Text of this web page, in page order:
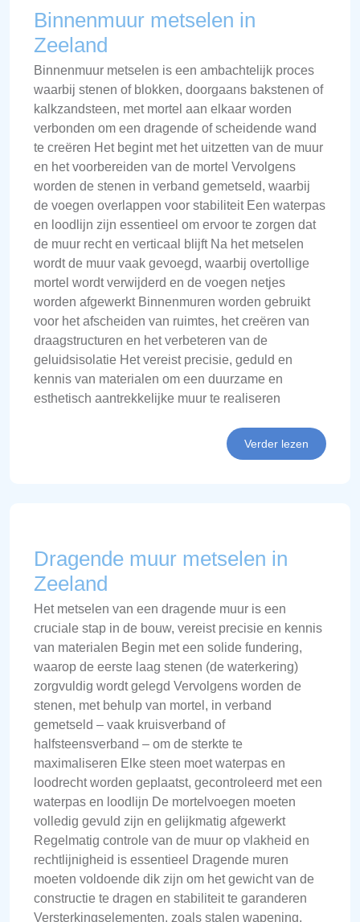
Binnenmuur metselen in
Zeeland
Binnenmuur metselen is een ambachtelijk proces
waarbij stenen of blokken, doorgaans bakstenen of
kalkzandsteen, met mortel aan elkaar worden
verbonden om een dragende of scheidende wand
te creëren Het begint met het uitzetten van de muur
en het voorbereiden van de mortel Vervolgens
worden de stenen in verband gemetseld, waarbij
de voegen overlappen voor stabiliteit Een waterpas
en loodlijn zijn essentieel om ervoor te zorgen dat
de muur recht en verticaal blijft Na het metselen
wordt de muur vaak gevoegd, waarbij overtollige
mortel wordt verwijderd en de voegen netjes
worden afgewerkt Binnenmuren worden gebruikt
voor het afscheiden van ruimtes, het creëren van
draagstructuren en het verbeteren van de
geluidsisolatie Het vereist precisie, geduld en
kennis van materialen om een duurzame en
esthetisch aantrekkelijke muur te realiseren
Verder lezen
Dragende muur metselen in
Zeeland
Het metselen van een dragende muur is een
cruciale stap in de bouw, vereist precisie en kennis
van materialen Begin met een solide fundering,
waarop de eerste laag stenen (de waterkering)
zorgvuldig wordt gelegd Vervolgens worden de
stenen, met behulp van mortel, in verband
gemetseld – vaak kruisverband of
halfsteensverband – om de sterkte te
maximaliseren Elke steen moet waterpas en
loodrecht worden geplaatst, gecontroleerd met een
waterpas en loodlijn De mortelvoegen moeten
volledig gevuld zijn en gelijkmatig afgewerkt
Regelmatig controle van de muur op vlakheid en
rechtlijnigheid is essentieel Dragende muren
moeten voldoende dik zijn om het gewicht van de
constructie te dragen en stabiliteit te garanderen
Versterkingselementen, zoals stalen wapening,